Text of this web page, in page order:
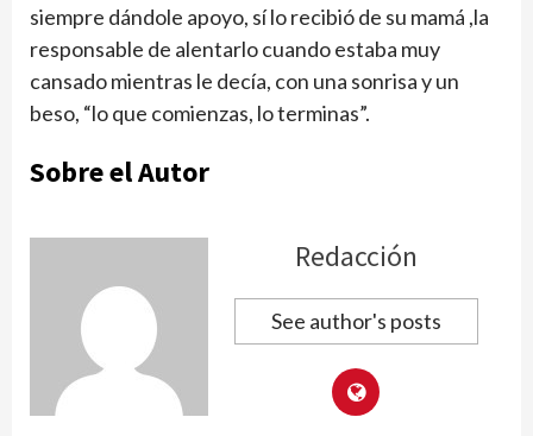
siempre dándole apoyo, sí lo recibió de su mamá ,la
responsable de alentarlo cuando estaba muy
cansado mientras le decía, con una sonrisa y un
beso, “lo que comienzas, lo terminas”.
Sobre el Autor
Redacción
See author's posts